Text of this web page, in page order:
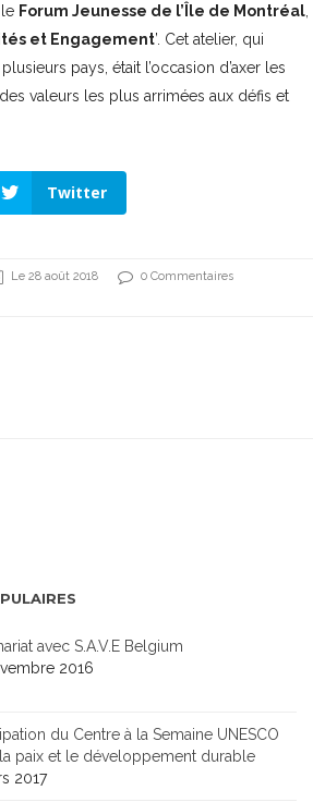
Forum Jeunesse de l’Île de Montréal
et Engagement’. Cet atelier, qui
pays, était l’occasion d’axer les
valeurs les plus arrimées aux défis et
Twitter
Le 28 août 2018
0 Commentaires
avec S.A.V.E Belgium
2016
du Centre à la Semaine UNESCO
paix et le développement durable
2017